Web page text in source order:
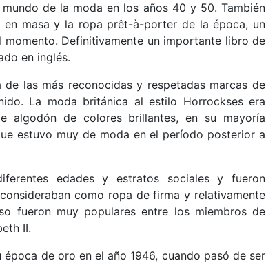
de la moda en los años 40 y 50. También
masa y la ropa prêt-à-porter de la época, un
Definitivamente un importante libro de
en inglés.
las más reconocidas y respetadas marcas de
La moda británica al estilo Horrockses era
algodón de colores brillantes, en su mayoría
estuvo muy de moda en el período posterior a
edades y estratos sociales y fueron
como ropa de firma y relativamente
fueron muy populares entre los miembros de
II.
de oro en el año 1946, cuando pasó de ser